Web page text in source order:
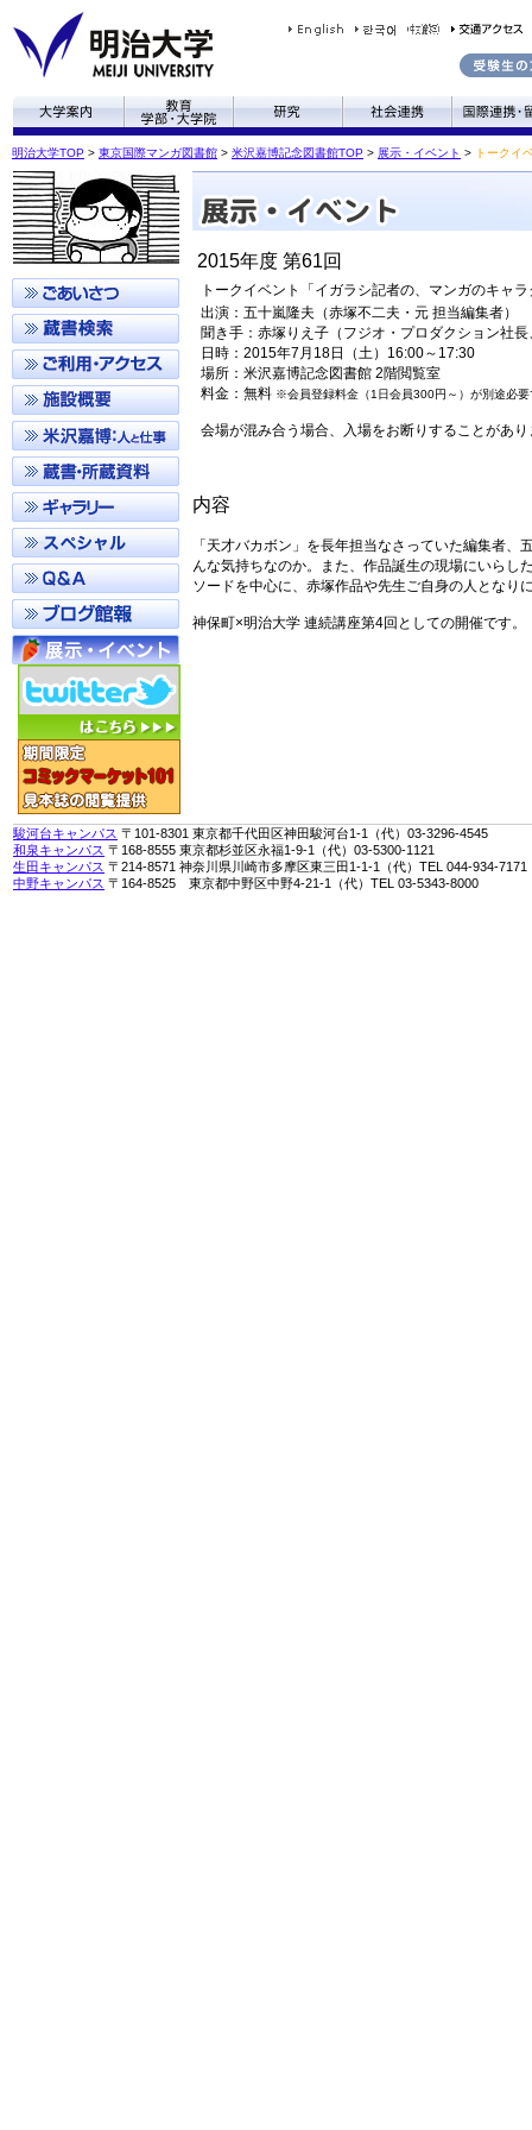
明治大学TOP > 東京国際マンガ図書館 > 米沢嘉博記念図書館TOP > 展示・イベント > トークイ
2015年度 第61回
トークイベント「イガラシ記者の、マンガのキャ
出演：五十嵐隆夫（赤塚不二夫・元 担当編集者）
聞き手：赤塚りえ子（フジオ・プロダクション社
日時：2015年7月18日（土）16:00～17:30
場所：米沢嘉博記念図書館 2階閲覧室
料金：無料 ※会員登録料金（1日会員300円～）が別途必要
会場が混み合う場合、入場をお断りすることがあ
内容
「天才バカボン」を長年担当なさっていた編集者
んな気持ちなのか。また、作品誕生の現場にいらし
ソードを中心に、赤塚作品や先生ご自身の人となり
神保町×明治大学 連続講座第4回としての開催です。
駿河台キャンパス 〒101-8301 東京都千代田区神田駿河台1-1（代）03-3296-4545
和泉キャンパス 〒168-8555 東京都杉並区永福1-9-1（代）03-5300-1121
生田キャンパス 〒214-8571 神奈川県川崎市多摩区東三田1-1-1（代）TEL 044-934-7171
中野キャンパス 〒164-8525 東京都中野区中野4-21-1（代）TEL 03-5343-8000